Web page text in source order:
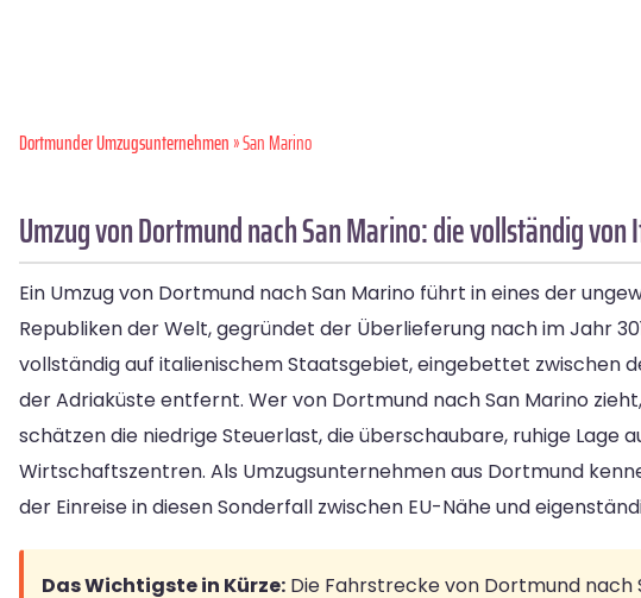
Dortmunder Umzugsunternehmen» San Marino
Umzug von Dortmund nach San Marino: die vollständig
Ein Umzug von Dortmund nach San Marino führt in eines der
Republiken der Welt, gegründet der Überlieferung nach im Jahr
vollständig auf italienischem Staatsgebiet, eingebettet zwischen
der Adriaküste entfernt. Wer von Dortmund nach San Marino
schätzen die niedrige Steuerlast, die überschaubare, ruhige Lage
Wirtschaftszentren. Als Umzugsunternehmen aus Dortmund
der Einreise in diesen Sonderfall zwischen EU-Nähe und
Das Wichtigste in Kürze: Die Fahrstrecke von Dortmund nach